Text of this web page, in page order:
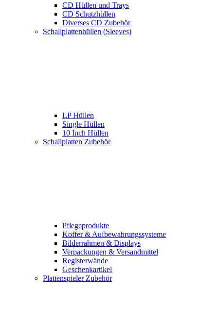
CD Hüllen und Trays
CD Schutzhüllen
Diverses CD Zubehör
Schallplattenhüllen (Sleeves)
LP Hüllen
Single Hüllen
10 Inch Hüllen
Schallplatten Zubehör
Pflegeprodukte
Koffer & Aufbewahrungssysteme
Bilderrahmen & Displays
Verpackungen & Versandmittel
Registerwände
Geschenkartikel
Plattenspieler Zubehör